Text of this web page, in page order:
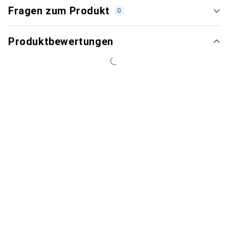
Fragen zum Produkt 0
Produktbewertungen